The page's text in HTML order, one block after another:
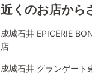
近くのお店から
成城石井 EPICERIE
店
成城石井 グランゲート